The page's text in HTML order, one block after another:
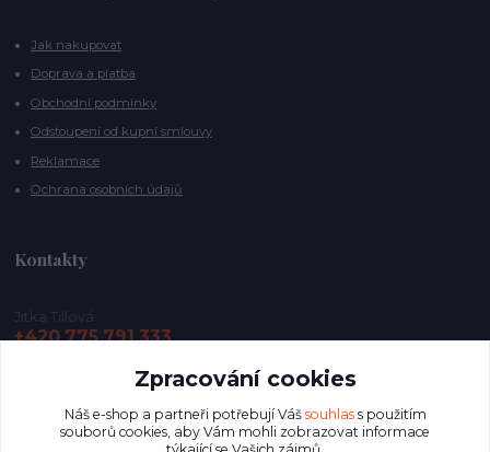
Jak nakupovat
Doprava a platba
Obchodní podmínky
Odstoupení od kupní smlouvy
Reklamace
Ochrana osobních údajů
Kontakty
Jitka Tillová
+420 775 791 333
info@vycentrujse.cz
Zpracování cookies
Náš e-shop a partneři potřebují Váš souhlass použitím
souborů cookies, aby Vám mohli zobrazovat informace